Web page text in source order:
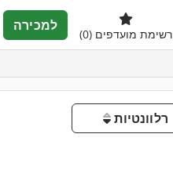
למכירה
רשימת מועדפים (0)
רלוונטיות